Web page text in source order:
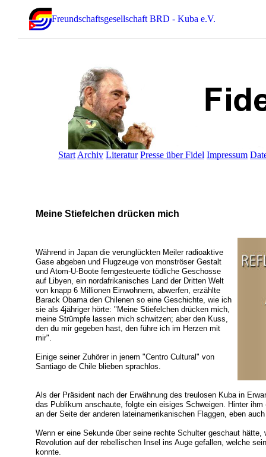
Freundschaftsgesellschaft BRD - Kuba e.V.
Start Archiv Literatur Presse über Fidel Impressum
Meine Stiefelchen drücken mich
Während in Japan die verunglückten Meiler radioaktive
Gase abgeben und Flugzeuge von monströser Gestalt
und Atom-U-Boote ferngesteuerte tödliche Geschosse
auf Libyen, ein nordafrikanisches Land der Dritten Welt
von knapp 6 Millionen Einwohnern, abwerfen, erzählte
Barack Obama den Chilenen so eine Geschichte, wie ich
sie als 4jähriger hörte: "Meine Stiefelchen drücken mich,
meine Strümpfe lassen mich schwitzen; aber den Kuss,
den du mir gegeben hast, den führe ich im Herzen mit
mir".
Einige seiner Zuhörer in jenem "Centro Cultural" von
Santiago de Chile blieben sprachlos.
Als der Präsident nach der Erwähnung des treulosen Kuba in
das Publikum anschaute, folgte ein eisiges Schweigen. Hinter
an der Seite der anderen lateinamerikanischen Flaggen, eben
Wenn er eine Sekunde über seine rechte Schulter geschaut
Revolution auf der rebellischen Insel ins Auge gefallen, welche
konnte.